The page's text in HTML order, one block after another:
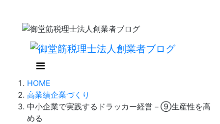
HOME
高業績企業づくり
中小企業で実践するドラッカー経営－⑨生産性を高
める